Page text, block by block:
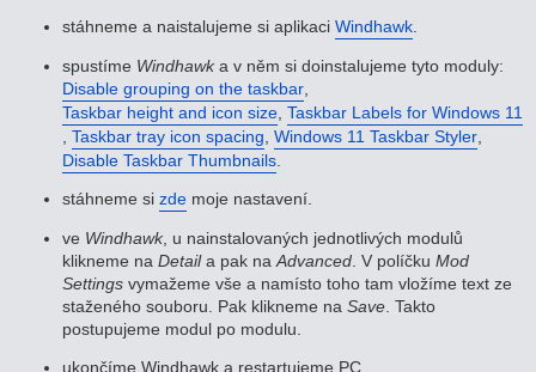
stáhneme a naistalujeme si aplikaci Windhawk
spustíme Windhawka v něm si doinstalujeme tyto moduly:
Disable grouping on the taskbar
Taskbar height and icon size Taskbar Labels for Windows 11
Taskbar tray icon spacing Windows 11 Taskbar Styler
Disable Taskbar Thumbnails
stáhneme si zde moje nastavení.
ve Windhawk, u nainstalovaných jednotlivých modulů
klikneme na Detaila pak na Advanced . V políčku Mod
Settings vymažeme vše a namísto toho tam vložíme text ze
staženého souboru. Pak klikneme na Save . Takto
postupujeme modul po modulu.
ukončíme Windhawk a restartujeme PC.